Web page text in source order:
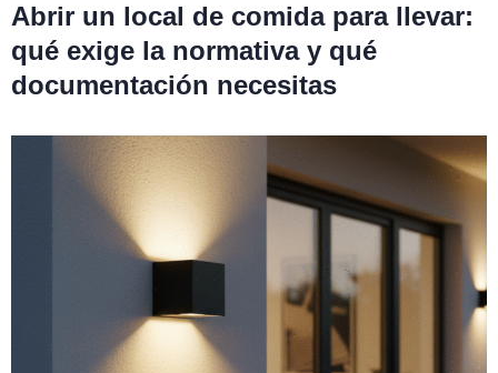
Abrir un local de comida para llevar:
qué exige la normativa y qué
documentación necesitas